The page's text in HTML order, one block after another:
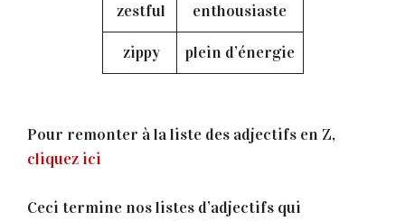
zestful enthousiaste
zippy plein d’énergie
Pour remonter à la liste des adjectifs en Z,
cliquez ici
Ceci termine nos listes d’adjectifs qui